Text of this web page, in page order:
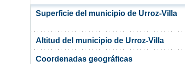
Superficie del municipio de Urroz-Villa
Altitud del municipio de Urroz-Villa
Coordenadas geográficas